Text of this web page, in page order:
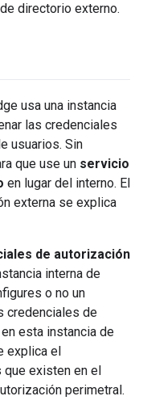
directorio externo.
usa una instancia
las credenciales
usuarios. Sin
que use un servicio
en lugar del interno. El
externa se explica
de autorización
interna de
o no un
credenciales de
esta instancia de
explica el
que existen en el
perimetral.